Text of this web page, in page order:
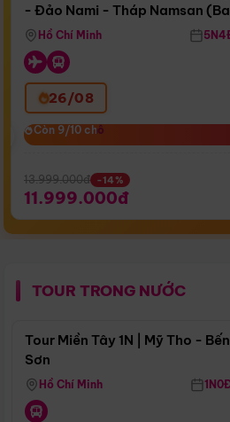
Bay Sun Phuquoc Airways
- Đảo Nami - Tháp Namsan
Airways)
Hồ Chí Minh
26/08
Còn 9/10 chỗ
Còn 9/10 chỗ
13.999.000đ -14%
11.999.000đ
TOUR TRONG NƯỚC
Tour Miền Tây 1N | Mỹ Tho -
Sơn
Hồ Chí Minh